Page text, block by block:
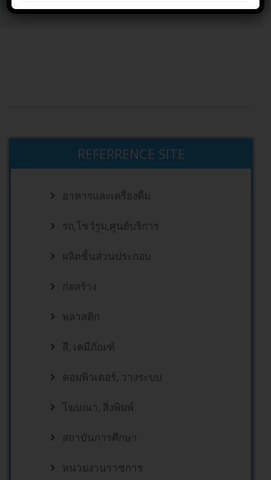
Home
REFERRENCE SITE
อาหารและเครื่องดื่ม
รถ,โชว์รูม,ศูนย์บริการ
ผลิตชิ้นส่วนประกอบ
ก่อสร้าง
พลาสติก
สี, เคมีภัณฑ์
คอมพิวเตอร์, วางระบบ
โฆษณา, สิ่งพิมพ์
สถาบันการศึกษา
หน่วยงานราชการ